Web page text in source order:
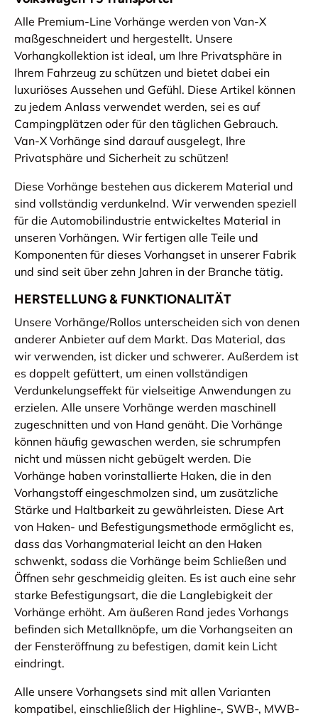
Alle Premium-Line Vorhänge werden von Van-X
maßgeschneidert und hergestellt. Unsere
Vorhangkollektion ist ideal, um Ihre Privatsphäre in
Ihrem Fahrzeug zu schützen und bietet dabei ein
luxuriöses Aussehen und Gefühl. Diese Artikel können
zu jedem Anlass verwendet werden, sei es auf
Campingplätzen oder für den täglichen Gebrauch.
Van-X Vorhänge sind darauf ausgelegt, Ihre
Privatsphäre und Sicherheit zu schützen!
Diese Vorhänge bestehen aus dickerem Material und
sind vollständig verdunkelnd. Wir verwenden speziell
für die Automobilindustrie entwickeltes Material in
unseren Vorhängen. Wir fertigen alle Teile und
Komponenten für dieses Vorhangset in unserer Fabrik
und sind seit über zehn Jahren in der Branche tätig.
HERSTELLUNG & FUNKTIONALITÄT
Unsere Vorhänge/Rollos unterscheiden sich von denen
anderer Anbieter auf dem Markt. Das Material, das
wir verwenden, ist dicker und schwerer. Außerdem ist
es doppelt gefüttert, um einen vollständigen
Verdunkelungseffekt für vielseitige Anwendungen zu
erzielen. Alle unsere Vorhänge werden maschinell
zugeschnitten und von Hand genäht. Die Vorhänge
können häufig gewaschen werden, sie schrumpfen
nicht und müssen nicht gebügelt werden. Die
Vorhänge haben vorinstallierte Haken, die in den
Vorhangstoff eingeschmolzen sind, um zusätzliche
Stärke und Haltbarkeit zu gewährleisten. Diese Art
von Haken- und Befestigungsmethode ermöglicht es,
dass das Vorhangmaterial leicht an den Haken
schwenkt, sodass die Vorhänge beim Schließen und
Öffnen sehr geschmeidig gleiten. Es ist auch eine sehr
starke Befestigungsart, die die Langlebigkeit der
Vorhänge erhöht. Am äußeren Rand jedes Vorhangs
befinden sich Metallknöpfe, um die Vorhangseiten an
der Fensteröffnung zu befestigen, damit kein Licht
eindringt.
Alle unsere Vorhangsets sind mit allen Varianten
kompatibel, einschließlich der Highline-, SWB-, MWB-